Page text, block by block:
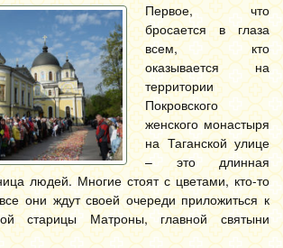
Первое, что
бросается в глаза
всем, кто
оказывается на
территории
Покровского
женского монастыря
на Таганской улице
– это длинная
людей. Многие стоят с цветами, кто-то
они ждут своей очереди приложиться к
старицы Матроны, главной святыни